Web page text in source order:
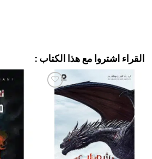
القراء اشتروا مع هذا الكتاب :
إضافة
قائمة